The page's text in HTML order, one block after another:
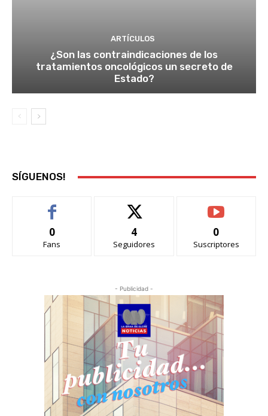
ARTÍCULOS
¿Son las contraindicaciones de los
tratamientos oncológicos un secreto de
Estado?
SÍGUENOS!
0
Fans
4
Seguidores
0
Suscriptores
- Publicidad -